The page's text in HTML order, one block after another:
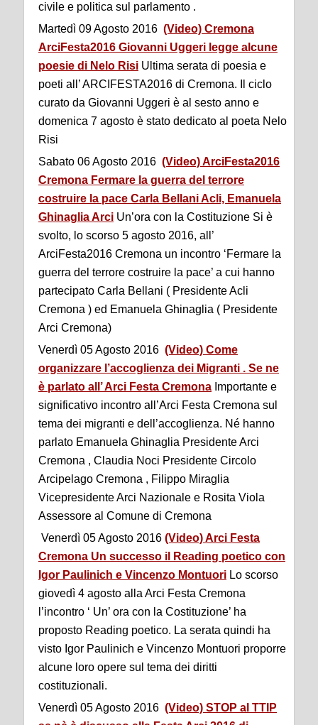
civile e politica sul parlamento .
Martedì 09 Agosto 2016 (Video) Cremona
ArciFesta2016 Giovanni Uggeri legge alcune
poesie di Nelo Risi Ultima serata di poesia e
poeti all’ ARCIFESTA2016 di Cremona. Il ciclo
curato da Giovanni Uggeri è al sesto anno e
domenica 7 agosto è stato dedicato al poeta Nelo
Risi
Sabato 06 Agosto 2016 (Video) ArciFesta2016
Cremona Fermare la guerra del terrore
costruire la pace Carla Bellani Acli, Emanuela
Ghinaglia Arci Un’ora con la Costituzione Si è
svolto, lo scorso 5 agosto 2016, all’
ArciFesta2016 Cremona un incontro ‘Fermare la
guerra del terrore costruire la pace’ a cui hanno
partecipato Carla Bellani ( Presidente Acli
Cremona ) ed Emanuela Ghinaglia ( Presidente
Arci Cremona)
Venerdì 05 Agosto 2016 (Video) Come
organizzare l’accoglienza dei Migranti . Se ne
è parlato all’ Arci Festa Cremona Importante e
significativo incontro all’Arci Festa Cremona sul
tema dei migranti e dell’accoglienza. Né hanno
parlato Emanuela Ghinaglia Presidente Arci
Cremona , Claudia Noci Presidente Circolo
Arcipelago Cremona , Filippo Miraglia
Vicepresidente Arci Nazionale e Rosita Viola
Assessore al Comune di Cremona
Venerdì 05 Agosto 2016 (Video) Arci Festa
Cremona Un successo il Reading poetico con
Igor Paulinich e Vincenzo Montuori Lo scorso
giovedì 4 agosto alla Arci Festa Cremona
l’incontro ‘ Un’ ora con la Costituzione’ ha
proposto Reading poetico. La serata quindi ha
visto Igor Paulinich e Vincenzo Montuori proporre
alcune loro opere sul tema dei diritti
costituzionali.
Venerdì 05 Agosto 2016 (Video) STOP al TTIP